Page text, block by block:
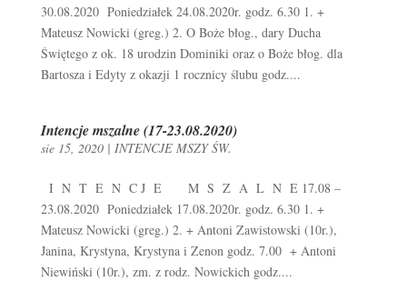
30.08.2020 Poniedziałek 24.08.2020r. godz. 6.30 1. +
Mateusz Nowicki (greg.) 2. O Boże błog., dary Ducha
Świętego z ok. 18 urodzin Dominiki oraz o Boże błog. dla
Bartosza i Edyty z okazji 1 rocznicy ślubu godz....
Intencje mszalne (17-23.08.2020)
sie 15, 2020| INTENCJE MSZY ŚW.
I N T E N C J E M S Z A L N E 17.08 –
23.08.2020 Poniedziałek 17.08.2020r. godz. 6.30 1. +
Mateusz Nowicki (greg.) 2. + Antoni Zawistowski (10r.),
Janina, Krystyna, Krystyna i Zenon godz. 7.00 + Antoni
Niewiński (10r.), zm. z rodz. Nowickich godz....